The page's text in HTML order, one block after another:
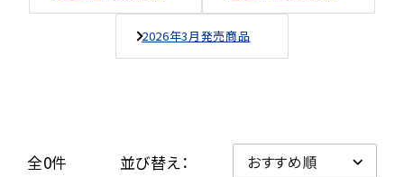
景品・玩具・文具
2026年3月発売商品
全0件 並び替え：